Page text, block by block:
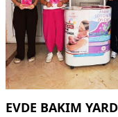
EVDE BAKIM